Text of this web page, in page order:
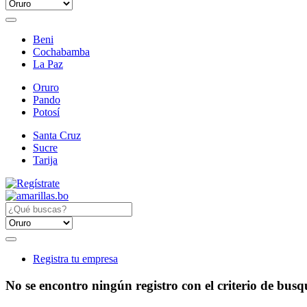
Beni
Cochabamba
La Paz
Oruro
Pando
Potosí
Santa Cruz
Sucre
Tarija
Registra tu empresa
No se encontro ningún registro con el criterio de